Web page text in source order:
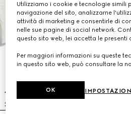
Utilizziamo i cookie e tecnologie simili
navigazione del sito, analizzarne
attività di marketing e consentirle di
nelle sue pagine di social network.
questo sito web, lei accetta le presenti
Per maggiori informazioni su queste
in questo sito web, può consultare la
OK